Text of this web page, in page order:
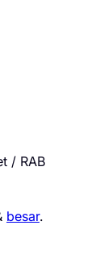
/ RAB
besar.